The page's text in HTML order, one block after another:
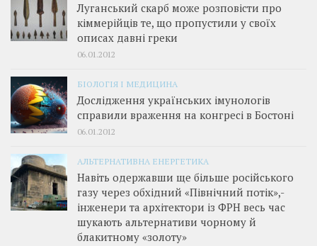
Луганський скарб може розповісти про
кіммерійців те, що пропустили у своїх
описах давні греки
06.01.2012
БІОЛОГІЯ І МЕДИЦИНА
Дослідження українських імунологів
справили враження на конгресі в Бостоні
06.01.2012
АЛЬТЕРНАТИВНА ЕНЕРГЕТИКА
Навіть одержавши ще більше російського
газу через обхідний «Північний потік»,­
інженери та архітектори із ФРН весь час
шукають альтернативи чорному й
блакитному «золоту»